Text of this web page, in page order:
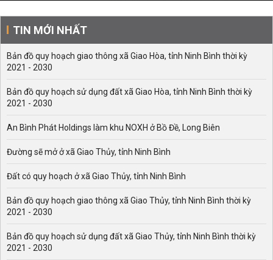
TIN MỚI NHẤT
Bản đồ quy hoạch giao thông xã Giao Hòa, tỉnh Ninh Bình thời kỳ
2021 - 2030
Bản đồ quy hoạch sử dụng đất xã Giao Hòa, tỉnh Ninh Bình thời kỳ
2021 - 2030
An Bình Phát Holdings làm khu NOXH ở Bồ Đề, Long Biên
Đường sẽ mở ở xã Giao Thủy, tỉnh Ninh Bình
Đất có quy hoạch ở xã Giao Thủy, tỉnh Ninh Bình
Bản đồ quy hoạch giao thông xã Giao Thủy, tỉnh Ninh Bình thời kỳ
2021 - 2030
Bản đồ quy hoạch sử dụng đất xã Giao Thủy, tỉnh Ninh Bình thời kỳ
2021 - 2030